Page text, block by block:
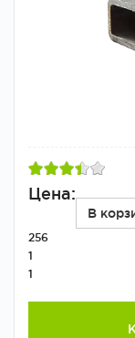
Цена:
В
256
1
1